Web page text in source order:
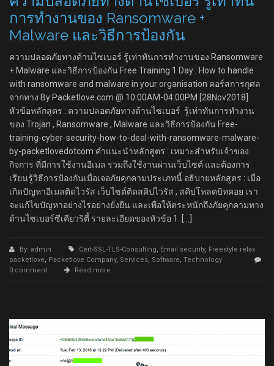
การทำงานของ Ransomware +
Malware และวิธีการป้องกัน
ความปลอดภัยทางด้านไซเบอร์ รู้เท่าทันการทำงานของ Ransomware
+ Malware และวิธีการป้องกัน Free Training 1 Day : How to handle
with ransomware and malware in your organisation คอร์สการกุศล
จากทาง By Packetlove.com @ 10:00AM-04:00PM [28Nov2018]
หัวข้อหลักสูตร : ความปลอดภัยทางด้านไซเบอร์ รู้เท่าทันการทำงาน
ของ Trojan , Ransomware , Malware และวิธีการป้องกัน Free-
training-cyber-security-how-to-deal-with-ransomware-malware-
by-packetlovedotcom คำแนะนำหลักสูตร : เหมาะสำหรับเจ้าของ
กิจการ ที่มีการใช้งานอีเมล รวมถึงใช้งานผ่านเว็บไซต์ และต้องการ
เรียนรู้วิธีการป้องกันเมื่อเจอภัยคุกคามประเภทนี้ อธิบายหลักสูตร : เมื่อ
เกิดปัญหาอีเมลติดไวรัส เว็บไซต์ติดสคิปไวรัส , สคิปโหลดบิทคอย เรา
จะแก้ไขปัญหาอย่างไรอย่างยั่งยืน และเพื่อให้ตระหนักถึงภัยคุกคามทาง
ด้านไซเบอร์ซีเคียวริตี้ รายละเอียดของหัวข้อ 1. […]
By: admin Cert-SSL-TLS-Consulting, Email security, Freestyle relax
packetlove, Packetlove Company, Services, Software, Technology
0 comment
Read more